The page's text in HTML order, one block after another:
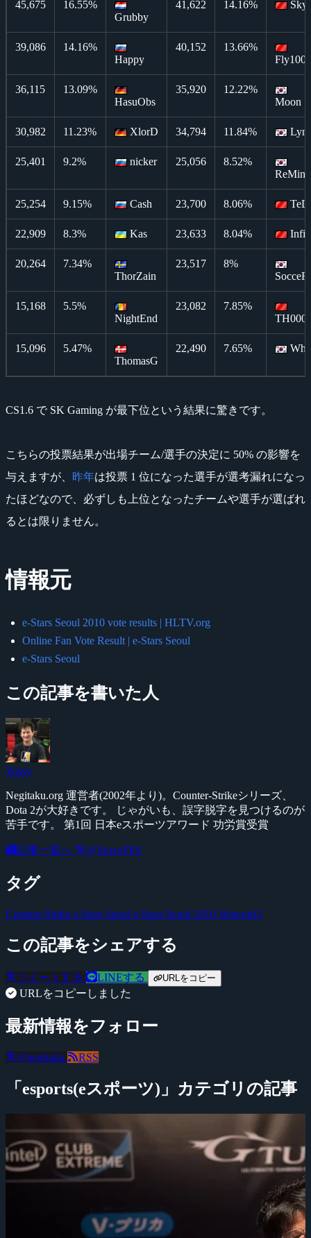
45,675
16.55%
Grubby
41,622 14.16% Sky
39,086
14.16%
Happy
40,152
13.66%
36,115
13.09%
HasuObs
35,920
12.22%
Moon
30,982 11.23% XlorD 34,794 11.84% Lyn
25,401 9.2% nicker 25,056
8.52%
25,254 9.15% Cash 23,700 8.06% TeD
22,909 8.3% Kas 23,633 8.04% Infi
20,264
7.34%
ThorZain
23,517
8%
SocceR
15,168
5.5%
NightEnd
23,082
7.85%
TH000
15,096
5.47%
ThomasG
22,490 7.65%
CS1.6 で SK Gaming が最下位という結果に驚きです。
こちらの投票結果が出場チーム/選手の決定に 50% の影響を
与えますが、 昨年は投票 1 位になった選手が選考漏れになっ
たほどなので、必ずしも上位となったチームや選手が選ばれ
るとは限りません。
情報元
e-Stars Seoul 2010 vote results | HLTV.org
Online Fan Vote Result | e-Stars Seoul
e-Stars Seoul
この記事を書いた人
Yossy
Negitaku.org 運営者(2002年より)。Counter-Strikeシリーズ、
Dota 2が大好きです。 じゃがいも、誤字脱字を見つけるのが
苦手です。 第1回 日本eスポーツアワード 功労賞受賞
記事一覧へ @YossyFPS
タグ
Counter-Strike e-Stars Seoul e-Stars Seoul 2010 Warcraft3
この記事をシェアする
ツイートする LINEする URLをコピー
URLをコピーしました
最新情報をフォロー
@negitaku RSS
「esports(eスポーツ)」カテゴリの記事